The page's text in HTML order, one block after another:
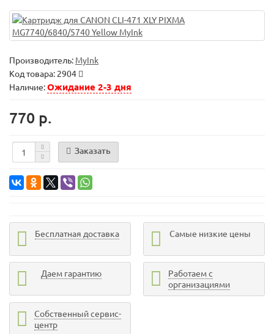
Производитель: MyInk
Код товара: 2904
Наличие:Ожидание 2-3 дня
770 р.
Заказать
Бесплатная доставка Самые низкие цены
Даем гарантию
Работаем с
организациями
Собственный сервис-
центр